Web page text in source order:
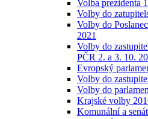
Volba prezidenta
Volby do
Volby do
2021
Volby do
PČR 2. a 3. 10.
Evropský
Volby do
Volby do
Krajské volby
Komunální a